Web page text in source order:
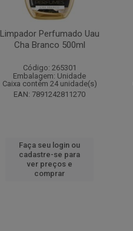
Limpador Perfumado Uau
Cha Branco 500ml
Código: 265301
Embalagem: Unidade
Caixa contém 24 unidade(s)
EAN: 7891242811270
Faça seu login ou
cadastre-se para
ver preços e
comprar